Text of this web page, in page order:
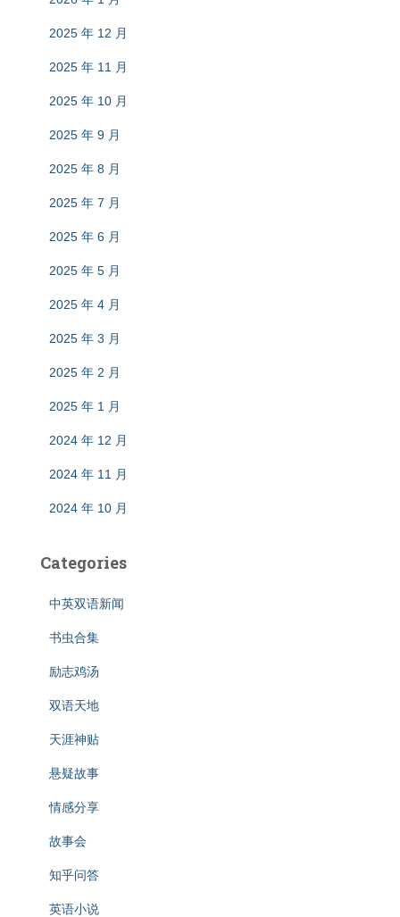
2025 年 12 月
2025 年 11 月
2025 年 10 月
2025 年 9 月
2025 年 8 月
2025 年 7 月
2025 年 6 月
2025 年 5 月
2025 年 4 月
2025 年 3 月
2025 年 2 月
2025 年 1 月
2024 年 12 月
2024 年 11 月
2024 年 10 月
Categories
中英双语新闻
书虫合集
励志鸡汤
双语天地
天涯神贴
悬疑故事
情感分享
故事会
知乎问答
英语小说